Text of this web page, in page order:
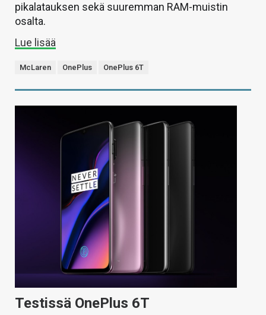
pikalatauksen sekä suuremman RAM-muistin
osalta.
Lue lisää
McLaren OnePlus OnePlus 6T
Testissä OnePlus 6T